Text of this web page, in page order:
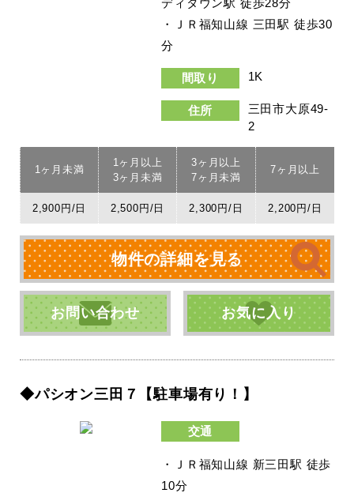
・ＪＲ福知山線 三田駅 徒歩30
分
間取り 1K
住所
三田市大原49-
2
1ヶ月未満
1ヶ月以上
3ヶ月未満
3ヶ月以上
7ヶ月未満
7ヶ月以上
2,900円/日 2,500円/日 2,300円/日 2,200円/日
物件の詳細を見る
お問い合わせ お気に入り
◆パシオン三田７【駐車場有り！】
交通
・ＪＲ福知山線 新三田駅 徒歩
10分